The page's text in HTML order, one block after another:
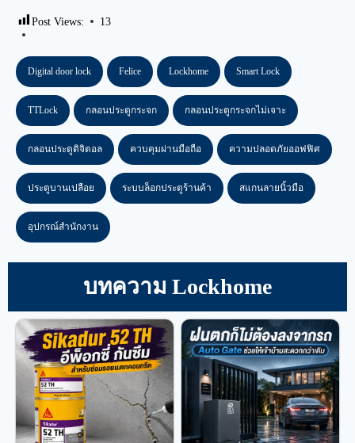
Post Views: 13
Digital door lock Felice Lockhome Smart Lock
TTLock กลอนประตูกระจก กลอนประตูกระจกไม่เจาะ
กลอนประตูดิจิตอล ควบคุมผ่านมือถือ ความปลอดภัยออฟฟิศ
ประตูบานเปลือย ระบบล็อกประตูร้านค้า สแกนลายนิ้วมือ
อุปกรณ์สำนักงาน
บทความ Lockhome